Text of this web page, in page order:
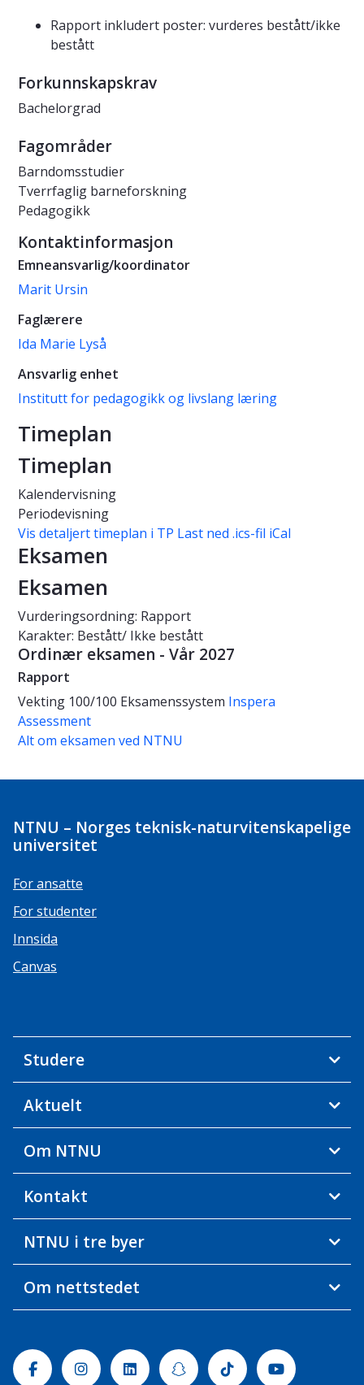
Rapport inkludert poster: vurderes bestått/ikke
bestått
Forkunnskapskrav
Bachelorgrad
Fagområder
Barndomsstudier
Tverrfaglig barneforskning
Pedagogikk
Kontaktinformasjon
Emneansvarlig/koordinator
Marit Ursin
Faglærere
Ida Marie Lyså
Ansvarlig enhet
Institutt for pedagogikk og livslang læring
Timeplan
Timeplan
Kalendervisning
Periodevisning
Vis detaljert timeplan i TP Last ned .ics-fil iCal
Eksamen
Eksamen
Vurderingsordning: Rapport
Karakter: Bestått/ Ikke bestått
Ordinær eksamen - Vår 2027
Rapport
Vekting 100/100 Eksamenssystem Inspera
Assessment
Alt om eksamen ved NTNU
NTNU – Norges teknisk-naturvitenskapelige
universitet
For ansatte
For studenter
Innsida
Canvas
Studere
Aktuelt
Om NTNU
Kontakt
NTNU i tre byer
Om nettstedet
FacebookInstagramLinkedinSnapchatTiktok Youtube